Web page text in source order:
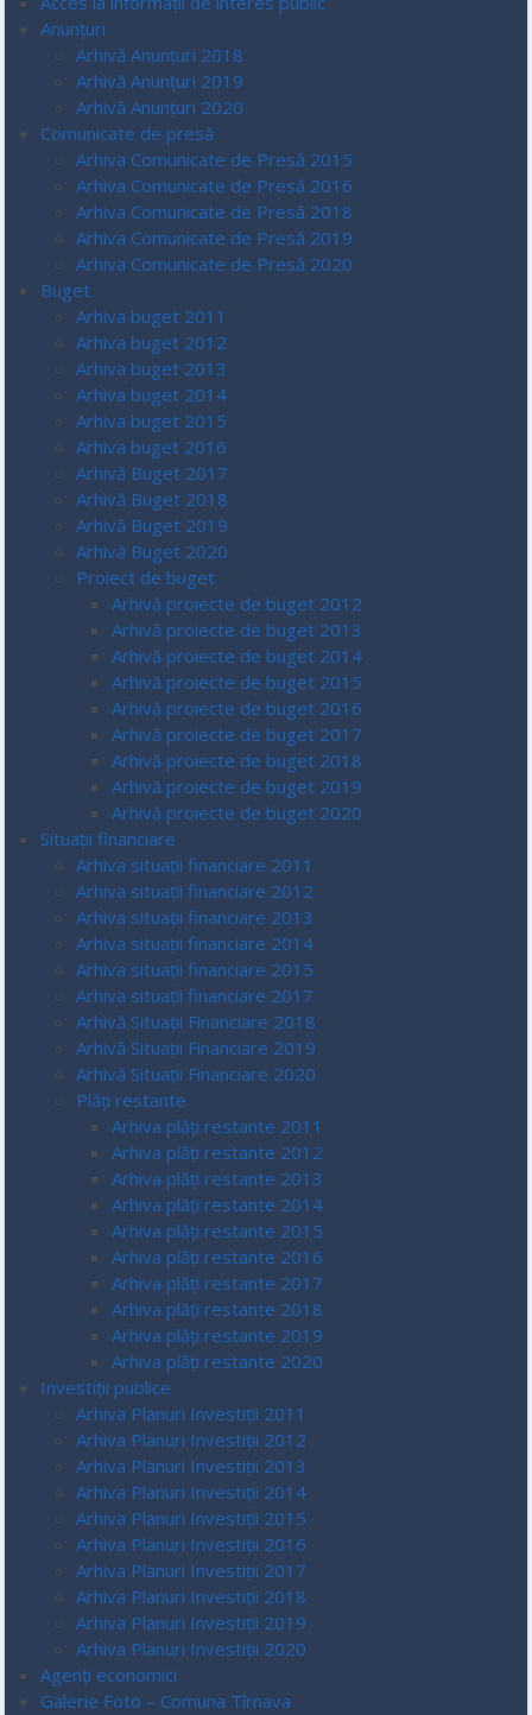
Anunțuri
Arhivă Anunțuri 2018
Arhivă Anunțuri 2019
Arhivă Anunțuri 2020
Comunicate de presă
Arhiva Comunicate de Presă 2015
Arhiva Comunicate de Presă 2016
Arhiva Comunicate de Presă 2018
Arhiva Comunicate de Presă 2019
Arhiva Comunicate de Presă 2020
Buget
Arhiva buget 2011
Arhiva buget 2012
Arhiva buget 2013
Arhiva buget 2014
Arhiva buget 2015
Arhiva buget 2016
Arhivă Buget 2017
Arhivă Buget 2018
Arhivă Buget 2019
Arhivă Buget 2020
Proiect de buget
Arhivă proiecte de buget 2012
Arhivă proiecte de buget 2013
Arhivă proiecte de buget 2014
Arhivă proiecte de buget 2015
Arhivă proiecte de buget 2016
Arhivă proiecte de buget 2017
Arhivă proiecte de buget 2018
Arhivă proiecte de buget 2019
Arhivă proiecte de buget 2020
Situații financiare
Arhiva situații financiare 2011
Arhiva situații financiare 2012
Arhiva situații financiare 2013
Arhiva situații financiare 2014
Arhiva situații financiare 2015
Arhiva situații financiare 2017
Arhivă Situații Financiare 2018
Arhivă Situații Financiare 2019
Arhivă Situații Financiare 2020
Plăți restante
Arhiva plăți restante 2011
Arhiva plăți restante 2012
Arhiva plăți restante 2013
Arhiva plăți restante 2014
Arhiva plăți restante 2015
Arhiva plăți restante 2016
Arhiva plăți restante 2017
Arhiva plăți restante 2018
Arhiva plăți restante 2019
Arhiva plăți restante 2020
Investiții publice
Arhiva Planuri Investiții 2011
Arhiva Planuri Investiții 2012
Arhiva Planuri Investiții 2013
Arhiva Planuri Investiții 2014
Arhiva Planuri Investiții 2015
Arhiva Planuri Investiții 2016
Arhiva Planuri Investiții 2017
Arhiva Planuri Investiții 2018
Arhiva Planuri Investiții 2019
Arhiva Planuri Investiții 2020
Agenți economici
Galerie Foto – Comuna Tîrnava